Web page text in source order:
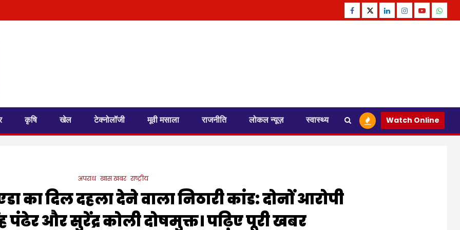
Facebook
TwitterLinkedinInstagram
Youtube
कृषि खेल टेक्नोलॉजी मूवी मसाला राजनीति लोकल न्यूज़ स्वास्थ्य Watch Online
अपराध खास खबर राष्ट्रीय
का दिल दहला देने वाला निठारी कांड: दोनों आरोपी
पंढेर और सुरेंद्र कोली दोषमुक्त। पढ़िए पूरी खबर